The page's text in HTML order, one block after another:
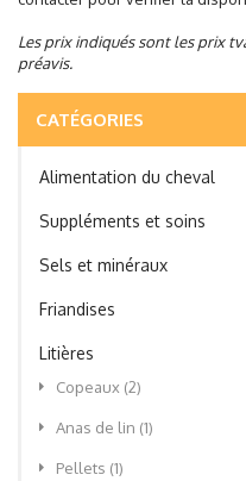
Les prix indiqués sont les prix
préavis.
CATÉGORIES
Alimentation du cheval
Suppléments et soins
Sels et minéraux
Friandises
Litières
Copeaux (2)
Anas de lin (1)
Pellets (1)